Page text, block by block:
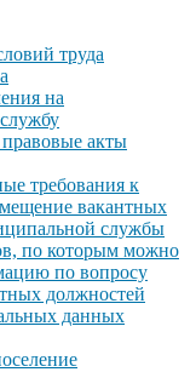
труда
на
акты
требования к
вакантных
службы
по которым можно
по вопросу
должностей
данных